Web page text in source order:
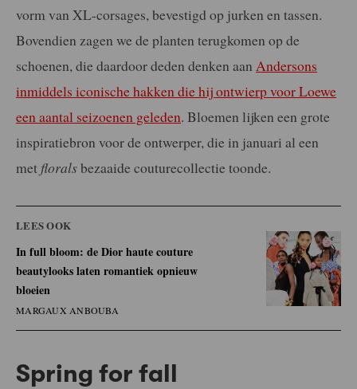
vorm van XL-corsages, bevestigd op jurken en tassen.
Bovendien zagen we de planten terugkomen op de
schoenen, die daardoor deden denken aan Andersons
inmiddels iconische hakken die hij ontwierp voor Loewe
een aantal seizoenen geleden. Bloemen lijken een grote
inspiratiebron voor de ontwerper, die in januari al een
met floralsbezaaide couturecollectie toonde.
LEES OOK
In full bloom: de Dior haute couture
beautylooks laten romantiek opnieuw
bloeien
MARGAUX ANBOUBA
Spring for fall